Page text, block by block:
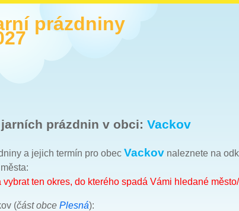
prázdniny
prázdnin v obci: Vackov
a jejich termín pro obec Vackov naleznete na
vybrat ten okres, do kterého spadá Vámi hledané
(část obce Plesná):